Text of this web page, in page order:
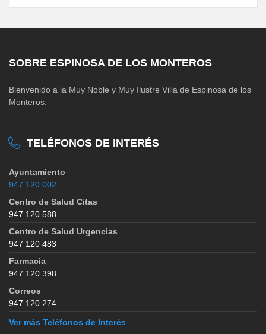
SOBRE ESPINOSA DE LOS MONTEROS
Bienvenido a la Muy Noble y Muy Ilustre Villa de Espinosa de los
Monteros.
TELÉFONOS DE INTERÉS
Ayuntamiento
947 120 002
Centro de Salud Citas
947 120 588
Centro de Salud Urgencias
947 120 483
Farmacia
947 120 398
Correos
947 120 274
Ver más Teléfonos de Interés